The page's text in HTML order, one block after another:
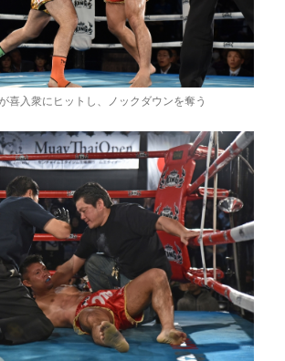
喜入衆にヒットし、ノックダウンを奪う